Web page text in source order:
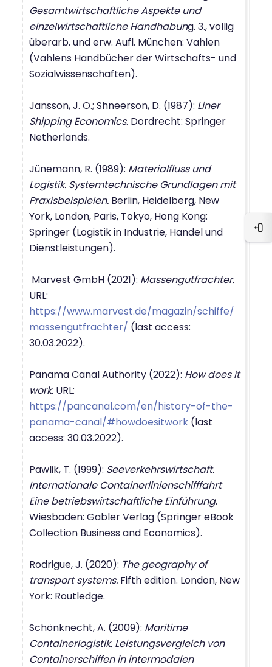
Gesamtwirtschaftliche Aspekte und
einzelwirtschaftliche Handhabung. 3., völlig
überarb. und erw. Aufl. München: Vahlen
(Vahlens Handbücher der Wirtschafts- und
Sozialwissenschaften).
Jansson, J. O.; Shneerson, D. (1987): Liner
Shipping Economics. Dordrecht: Springer
Netherlands.
Jünemann, R. (1989): Materialfluss und
Logistik. Systemtechnische Grundlagen mit
Praxisbeispielen. Berlin, Heidelberg, New
York, London, Paris, Tokyo, Hong Kong:
Springer (Logistik in Industrie, Handel und
Dienstleistungen).
Marvest GmbH (2021): Massengutfrachter.
URL:
https://www.marvest.de/magazin/schiffe/
massengutfrachter/ (last access:
30.03.2022).
Panama Canal Authority (2022): How does it
work. URL:
https://pancanal.com/en/history-of-the-
panama-canal/#howdoesitwork (last
access: 30.03.2022).
Pawlik, T. (1999): Seeverkehrswirtschaft.
Internationale Containerlinienschifffahrt
Eine betriebswirtschaftliche Einführung.
Wiesbaden: Gabler Verlag (Springer eBook
Collection Business and Economics).
Rodrigue, J. (2020): The geography of
transport systems. Fifth edition. London, New
York: Routledge.
Schönknecht, A. (2009): Maritime
Containerlogistik. Leistungsvergleich von
Containerschiffen in intermodalen